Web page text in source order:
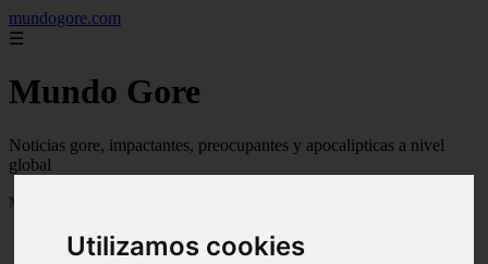
Utilizamos cookies
mundogore.com
☰
Mundo Gore
Noticias gore, impactantes, preocupantes y apocalipticas a nivel
global
Mostrando 1 - 24 de 237 artículos